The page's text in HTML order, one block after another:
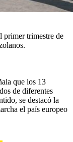
primer trimestre de
que los 13
de diferentes
se destacó la
el país europeo